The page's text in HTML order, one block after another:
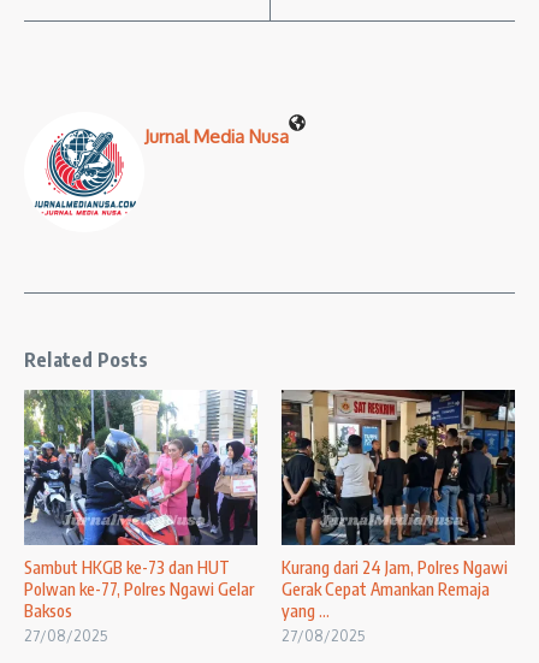
Jurnal Media Nusa
Related Posts
Sambut HKGB ke-73 dan HUT
Polwan ke-77, Polres Ngawi Gelar
Baksos
27/08/2025
Kurang dari 24 Jam, Polres Ngawi
Gerak Cepat Amankan Remaja
yang ...
27/08/2025